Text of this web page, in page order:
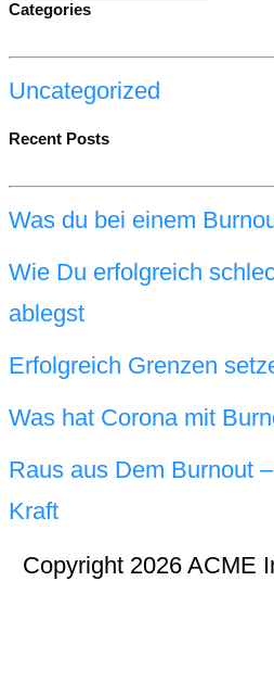
Categories
Uncategorized
Recent Posts
Was du bei einem
Wie Du erfolgreich
ablegst
Erfolgreich Grenzen
Was hat Corona mit
Raus aus Dem Burnout
Kraft
Copyright 2026 ACME